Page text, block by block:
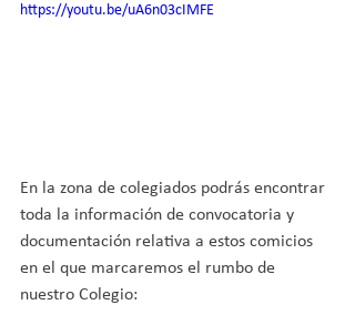
https://youtu.be/uA6n03cIMFE
En la zona de colegiados podrás encontrar
toda la información de convocatoria y
documentación relativa a estos comicios
en el que marcaremos el rumbo de
nuestro Colegio: